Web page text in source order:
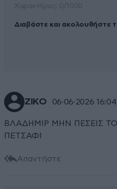
Διαβάστε και ακολουθήστε
ΖΙΚΟ 06·06·2026 16:04
ΒΛΑΔΗΜΙΡ ΜΗΝ ΠΕΣΕΙΣ
ΠΕΤΣΑΦΙ
Απαντήστε